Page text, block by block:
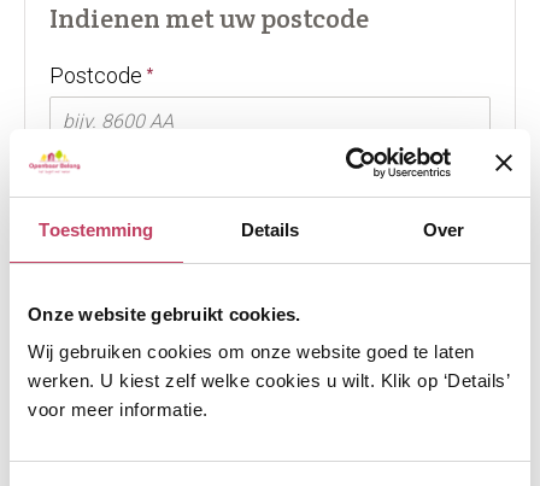
Toestemming Details Over
Onze website gebruikt cookies.
Wij gebruiken cookies om onze website goed te laten
werken. U kiest zelf welke cookies u wilt. Klik op ‘Details’
voor meer informatie.
Indienen met uw postcode
Postcode *